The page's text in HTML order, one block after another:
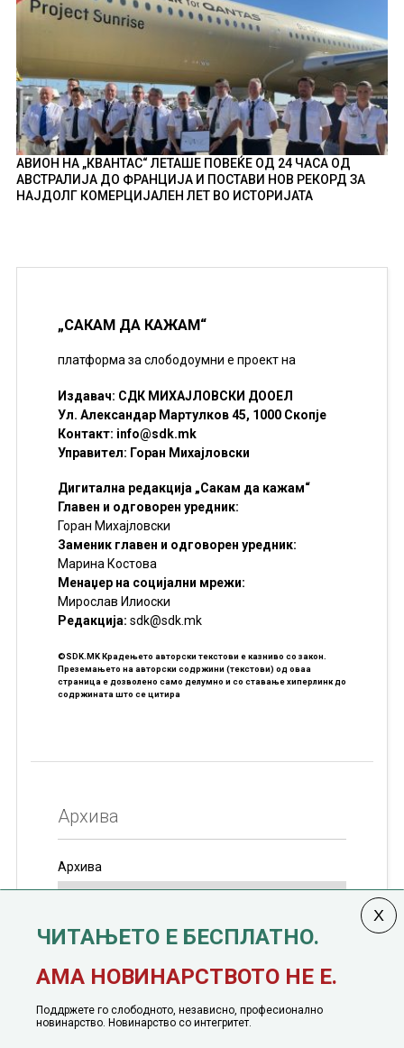
АВИОН НА „КВАНТАС“ ЛЕТАШЕ ПОВЕЌЕ ОД 24 ЧАСА ОД
АВСТРАЛИЈА ДО ФРАНЦИЈА И ПОСТАВИ НОВ РЕКОРД ЗА
НАЈДОЛГ КОМЕРЦИЈАЛЕН ЛЕТ ВО ИСТОРИЈАТА
„САКАМ ДА КАЖАМ“
платформа за слободоумни е проект на
Издавач: СДК МИХАЈЛОВСКИ ДООЕЛ
Ул. Александар Мартулков 45, 1000 Скопје
Контакт: info@sdk.mk
Управител: Горан Михајловски
Дигитална редакција „Сакам да кажам“
Главен и одговорен уредник:
Горан Михајловски
Заменик главен и одговорен уредник:
Марина Костова
Менаџер на социјални мрежи:
Мирослав Илиоски
Редакцијa: sdk@sdk.mk
©SDK.MK Крадењето авторски текстови е казниво со закон.
Преземањето на авторски содржини (текстови) од оваа
страница е дозволено само делумно и со ставање хиперлинк до
содржината што се цитира
Архива
Архива
јануари, 1991 година
ЧИТАЊЕТО Е БЕСПЛАТНО.
АМА НОВИНАРСТВОТО НЕ Е.
Поддржете го слободното, независно, професионално
новинарство. Новинарство со интегритет.